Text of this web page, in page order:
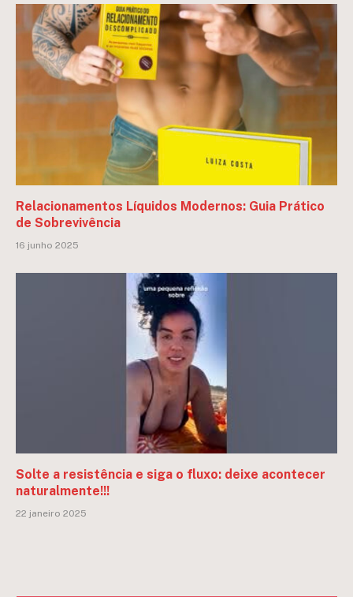
Relacionamentos Líquidos Modernos: Guia Prático
de Sobrevivência
16 junho 2025
Solte a resistência e siga o fluxo: deixe acontecer
naturalmente!!!
22 janeiro 2025